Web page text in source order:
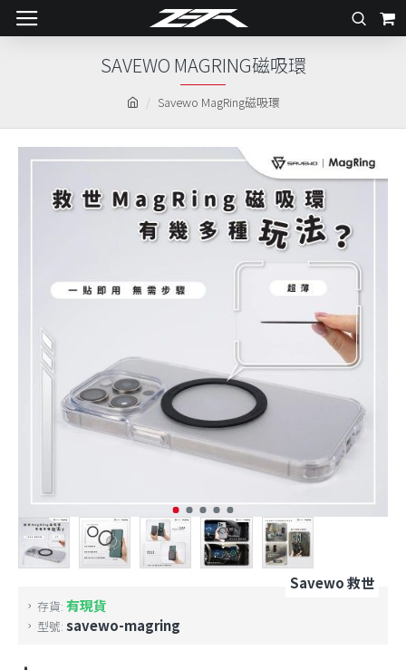
Savewo MagRing磁吸環
SAVEWO MAGRING磁吸環
存貨: 有現貨
型號: savewo-magring
Savewo 救世